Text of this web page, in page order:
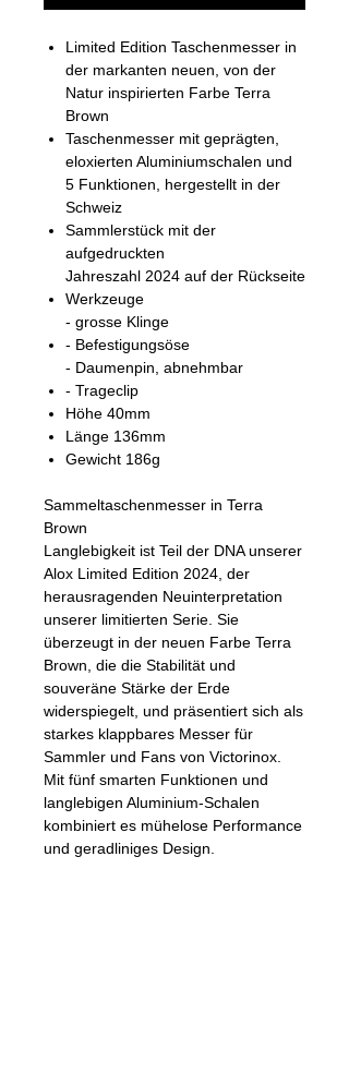
Limited Edition Taschenmesser in
der markanten neuen, von der
Natur inspirierten Farbe Terra
Brown
Taschenmesser mit geprägten,
eloxierten Aluminiumschalen und
5 Funktionen, hergestellt in der
Schweiz
Sammlerstück mit der
aufgedruckten
Jahreszahl 2024 auf der Rückseite
Werkzeuge
- grosse Klinge
- Befestigungsöse
- Daumenpin, abnehmbar
- Trageclip
Höhe 40mm
Länge 136mm
Gewicht 186g
Sammeltaschenmesser in Terra
Brown
Langlebigkeit ist Teil der DNA unserer
Alox Limited Edition 2024, der
herausragenden Neuinterpretation
unserer limitierten Serie. Sie
überzeugt in der neuen Farbe Terra
Brown, die die Stabilität und
souveräne Stärke der Erde
widerspiegelt, und präsentiert sich als
starkes klappbares Messer für
Sammler und Fans von Victorinox.
Mit fünf smarten Funktionen und
langlebigen Aluminium-Schalen
kombiniert es mühelose Performance
und geradliniges Design.